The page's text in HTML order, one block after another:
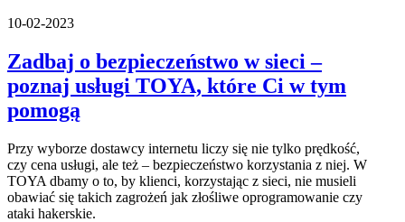
10-02-2023
Zadbaj o bezpieczeństwo w sieci –
poznaj usługi TOYA, które Ci w tym
pomogą
Przy wyborze dostawcy internetu liczy się nie tylko prędkość,
czy cena usługi, ale też – bezpieczeństwo korzystania z niej. W
TOYA dbamy o to, by klienci, korzystając z sieci, nie musieli
obawiać się takich zagrożeń jak złośliwe oprogramowanie czy
ataki hakerskie.